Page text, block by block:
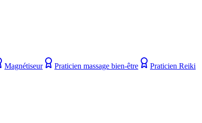
Magnétiseur Praticien massage bien-être
Praticien Reiki